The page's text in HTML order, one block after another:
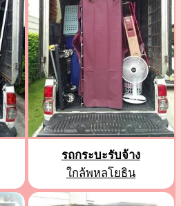
รถกระบะรับจ้าง
ใกล้พหลโยธิน